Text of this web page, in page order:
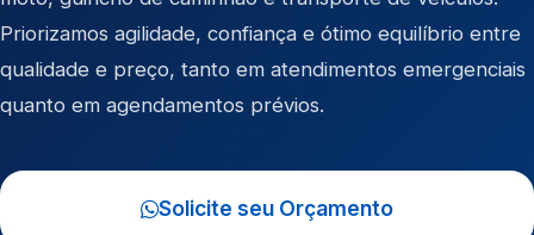
Priorizamos agilidade, confiança e ótimo equilíbrio entre
qualidade e preço, tanto em atendimentos emergenciais
quanto em agendamentos prévios.
Solicite seu Orçamento